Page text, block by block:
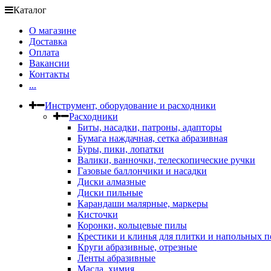
Каталог
О магазине
Доставка
Оплата
Вакансии
Контакты
...
Инструмент, оборудование и расходники
Расходники
Биты, насадки, патроны, адапторы
Бумага наждачная, сетка абразивная
Буры, пики, лопатки
Валики, ванночки, телескопические ручки
Газовые баллончики и насадки
Диски алмазные
Диски пильные
Карандаши малярные, маркеры
Кисточки
Коронки, кольцевые пилы
Крестики и клинья для плитки и напольных
Круги абразивные, отрезные
Ленты абразивные
Масла, химия